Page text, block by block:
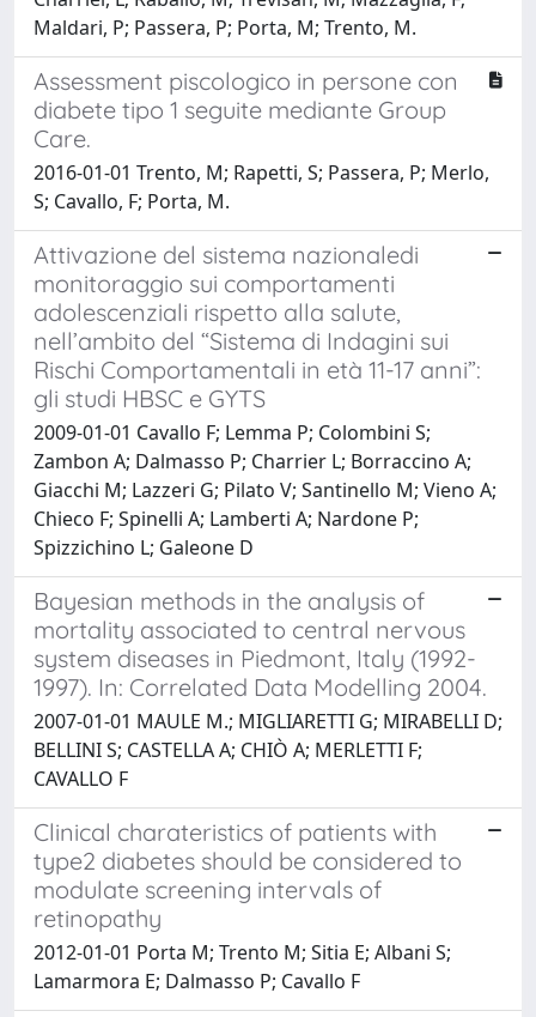
Maldari, P; Passera, P; Porta, M; Trento, M.
Assessment piscologico in persone con
diabete tipo 1 seguite mediante Group
Care.
2016-01-01 Trento, M; Rapetti, S; Passera, P; Merlo,
S; Cavallo, F; Porta, M.
Attivazione del sistema nazionaledi
monitoraggio sui comportamenti
adolescenziali rispetto alla salute,
nell’ambito del “Sistema di Indagini sui
Rischi Comportamentali in età 11-17 anni”:
gli studi HBSC e GYTS
2009-01-01 Cavallo F; Lemma P; Colombini S;
Zambon A; Dalmasso P; Charrier L; Borraccino A;
Giacchi M; Lazzeri G; Pilato V; Santinello M; Vieno A;
Chieco F; Spinelli A; Lamberti A; Nardone P;
Spizzichino L; Galeone D
Bayesian methods in the analysis of
mortality associated to central nervous
system diseases in Piedmont, Italy (1992-
1997). In: Correlated Data Modelling 2004.
2007-01-01 MAULE M.; MIGLIARETTI G; MIRABELLI D;
BELLINI S; CASTELLA A; CHIÒ A; MERLETTI F;
CAVALLO F
Clinical charateristics of patients with
type2 diabetes should be considered to
modulate screening intervals of
retinopathy
2012-01-01 Porta M; Trento M; Sitia E; Albani S;
Lamarmora E; Dalmasso P; Cavallo F